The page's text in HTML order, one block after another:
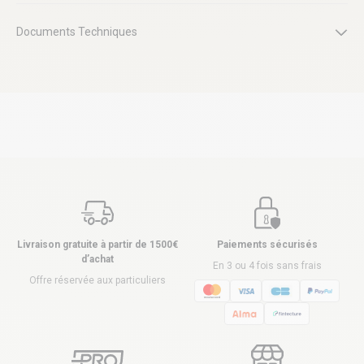
Documents Techniques
Livraison gratuite à partir de 1500€
d’achat
Offre réservée aux particuliers
Paiements sécurisés
En 3 ou 4 fois sans frais